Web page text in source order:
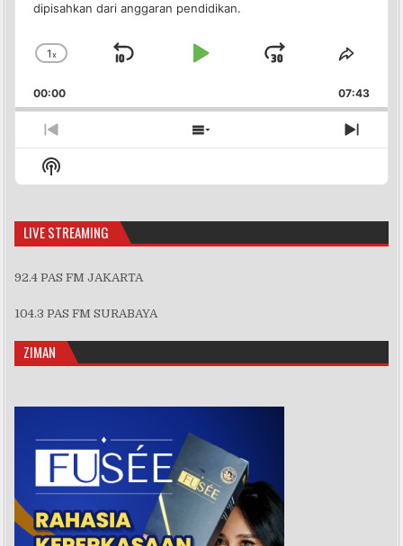
dipisahkan dari anggaran pendidikan.
Change
Rate
1x
Skip
Play
Jump
Forward
Share
00:00 07:43
Previous
Episode
Show
Next
Show
Podcast
LIVE STREAMING
92.4 PAS FM JAKARTA
104.3 PAS FM SURABAYA
ZIMAN